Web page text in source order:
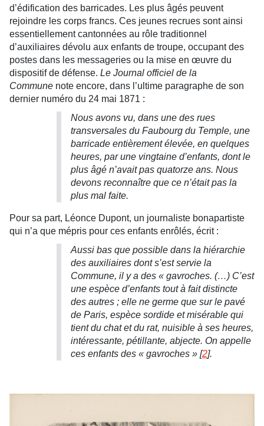
d’édification des barricades. Les plus âgés peuvent
rejoindre les corps francs. Ces jeunes recrues sont ainsi
essentiellement cantonnées au rôle traditionnel
d’auxiliaires dévolu aux enfants de troupe, occupant des
postes dans les messageries ou la mise en œuvre du
dispositif de défense. Le Journal officiel de la
Commune note encore, dans l’ultime paragraphe de son
dernier numéro du 24 mai 1871 :
Nous avons vu, dans une des rues
transversales du Faubourg du Temple, une
barricade entièrement élevée, en quelques
heures, par une vingtaine d’enfants, dont le
plus âgé n’avait pas quatorze ans. Nous
devons reconnaître que ce n’était pas la
plus mal faite.
Pour sa part, Léonce Dupont, un journaliste bonapartiste
qui n’a que mépris pour ces enfants enrôlés, écrit :
Aussi bas que possible dans la hiérarchie
des auxiliaires dont s’est servie la
Commune, il y a des « gavroches. (…) C’est
une espèce d’enfants tout à fait distincte
des autres ; elle ne germe que sur le pavé
de Paris, espèce sordide et misérable qui
tient du chat et du rat, nuisible à ses heures,
intéressante, pétillante, abjecte. On appelle
ces enfants des « gavroches » [2].